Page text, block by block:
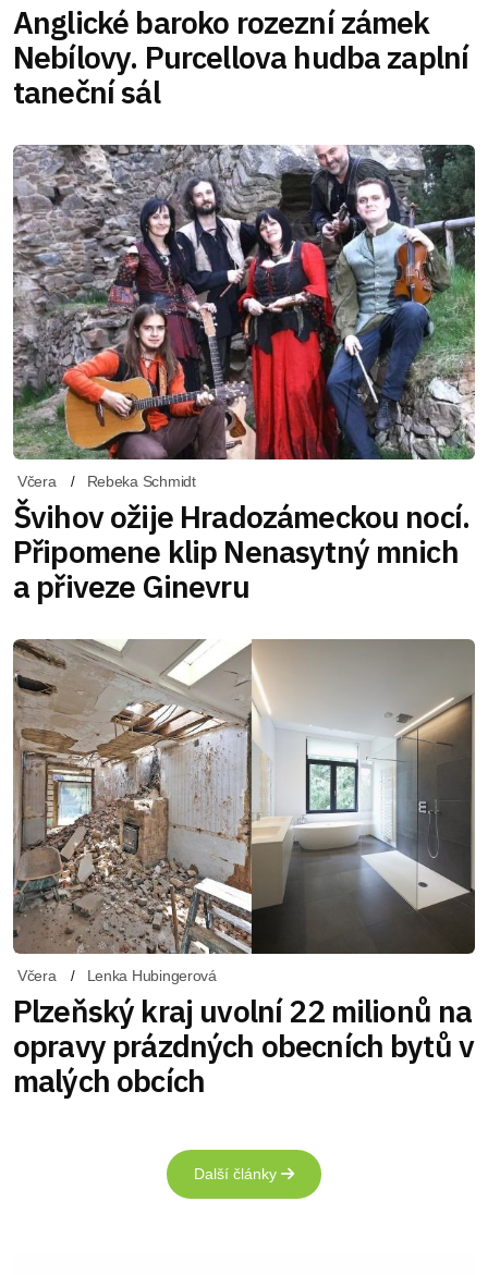
Anglické baroko rozezní zámek
Nebílovy. Purcellova hudba zaplní
taneční sál
Včera Rebeka Schmidt
Švihov ožije Hradozámeckou nocí.
Připomene klip Nenasytný mnich
a přiveze Ginevru
Včera Lenka Hubingerová
Plzeňský kraj uvolní 22 milionů na
opravy prázdných obecních bytů v
malých obcích
Další články